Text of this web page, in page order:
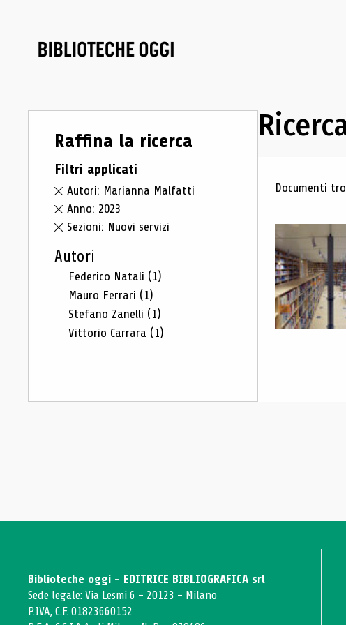
Raffina la ricerca
Filtri applicati
Autori: Marianna Malfatti
Anno: 2023
Sezioni: Nuovi servizi
Autori
Federico Natali (1)
Mauro Ferrari (1)
Stefano Zanelli (1)
Vittorio Carrara (1)
Documenti
Biblioteche oggi - EDITRICE BIBLIOGRAFICA srl
Sede legale: Via Lesmi 6 - 20123 - Milano
P.IVA, C.F. 01823660152